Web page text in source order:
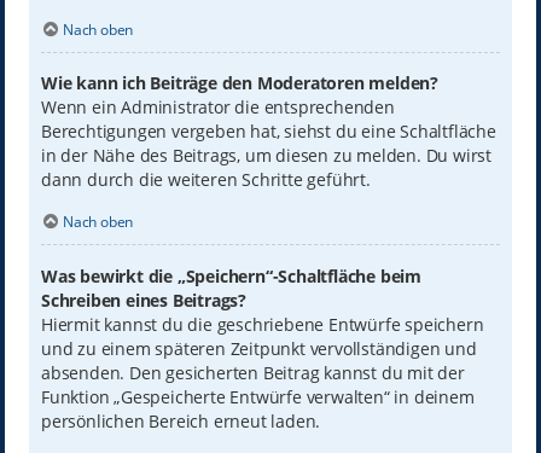
Nach oben
Wie kann ich Beiträge den Moderatoren melden?
Wenn ein Administrator die entsprechenden
Berechtigungen vergeben hat, siehst du eine Schaltfläche
in der Nähe des Beitrags, um diesen zu melden. Du wirst
dann durch die weiteren Schritte geführt.
Nach oben
Was bewirkt die „Speichern“-Schaltfläche beim
Schreiben eines Beitrags?
Hiermit kannst du die geschriebene Entwürfe speichern
und zu einem späteren Zeitpunkt vervollständigen und
absenden. Den gesicherten Beitrag kannst du mit der
Funktion „Gespeicherte Entwürfe verwalten“ in deinem
persönlichen Bereich erneut laden.